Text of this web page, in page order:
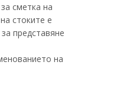
сметка на
стоките е
представяне
на